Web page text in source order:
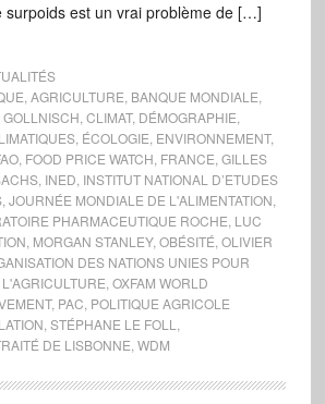
surpoids est un vrai problème de […]
AGRICULTURE BANQUE MONDIALE
CLIMAT, DÉMOGRAPHIE
, ÉCOLOGIE ENVIRONNEMENT,
, FOOD PRICE WATCH FRANCE GILLES
, INED INSTITUT NATIONAL D’ETUDES
, JOURNÉE MONDIALE DE L'ALIMENTATION
PHARMACEUTIQUE ROCHE LUC
MORGAN STANLEY, OBÉSITÉ OLIVIER
DES NATIONS UNIES POUR
OXFAM WORLD
, PAC POLITIQUE AGRICOLE
STÉPHANE LE FOLL
DE LISBONNE WDM